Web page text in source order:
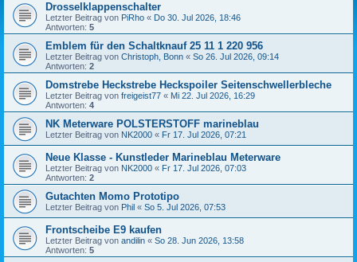
Drosselklappenschalter
Letzter Beitrag von PiRho « Do 30. Jul 2026, 18:46
Antworten: 5
Emblem für den Schaltknauf 25 11 1 220 956
Letzter Beitrag von Christoph, Bonn « So 26. Jul 2026, 09:14
Antworten: 2
Domstrebe Heckstrebe Heckspoiler Seitenschwellerbleche
Letzter Beitrag von freigeist77 « Mi 22. Jul 2026, 16:29
Antworten: 4
NK Meterware POLSTERSTOFF marineblau
Letzter Beitrag von NK2000 « Fr 17. Jul 2026, 07:21
Neue Klasse - Kunstleder Marineblau Meterware
Letzter Beitrag von NK2000 « Fr 17. Jul 2026, 07:03
Antworten: 2
Gutachten Momo Prototipo
Letzter Beitrag von Phil « So 5. Jul 2026, 07:53
Frontscheibe E9 kaufen
Letzter Beitrag von andilin « So 28. Jun 2026, 13:58
Antworten: 5